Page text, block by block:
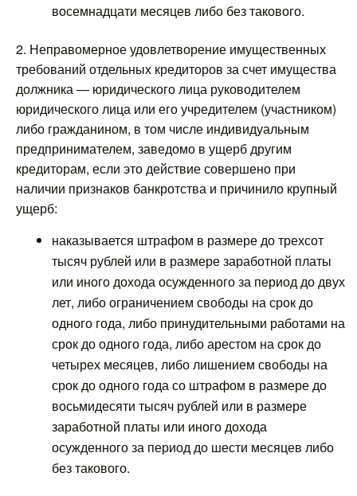
восемнадцати месяцев либо без такового.
2. Неправомерное удовлетворение имущественных
требований отдельных кредиторов за счет имущества
должника — юридического лица руководителем
юридического лица или его учредителем (участником)
либо гражданином, в том числе индивидуальным
предпринимателем, заведомо в ущерб другим
кредиторам, если это действие совершено при
наличии признаков банкротства и причинило крупный
ущерб:
наказывается штрафом в размере до трехсот
тысяч рублей или в размере заработной платы
или иного дохода осужденного за период до двух
лет, либо ограничением свободы на срок до
одного года, либо принудительными работами на
срок до одного года, либо арестом на срок до
четырех месяцев, либо лишением свободы на
срок до одного года со штрафом в размере до
восьмидесяти тысяч рублей или в размере
заработной платы или иного дохода
осужденного за период до шести месяцев либо
без такового.